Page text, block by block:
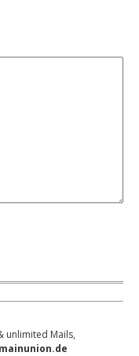
unlimited Mails,